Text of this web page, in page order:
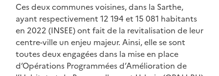
Ces deux communes voisines, dans la Sarthe,
ayant respectivement 12 194 et 15 081 habitants
en 2022 (INSEE) ont fait de la revitalisation de leur
centre-ville un enjeu majeur. Ainsi, elle se sont
toutes deux engagées dans la mise en place
d’Opérations Programmées d’Amélioration de